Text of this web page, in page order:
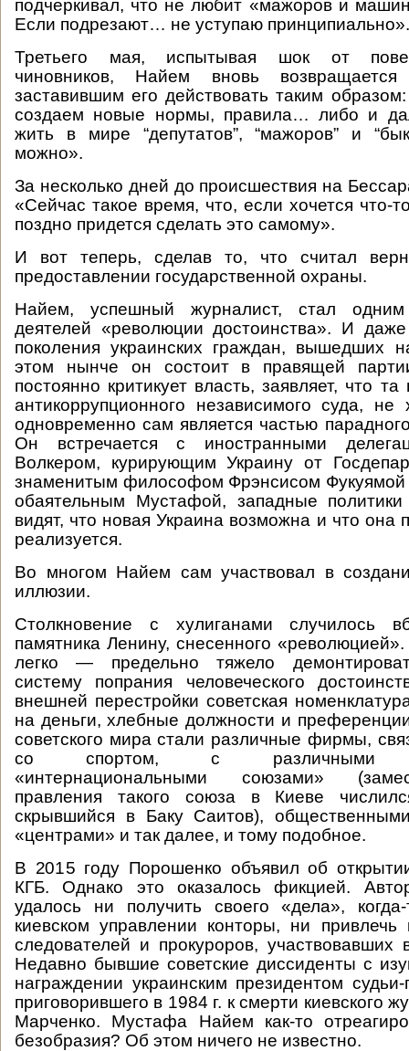
подчеркивал, что не любит «мажоров и
Если подрезают… не уступаю принципиально».
Третьего мая, испытывая шок от
чиновников, Найем вновь
заставившим его действовать таким
создаем новые нормы, правила… либо и
жить в мире “депутатов”, “мажоров” и
можно».
За несколько дней до происшествия на
«Сейчас такое время, что, если хочется что-
поздно придется сделать это самому».
И вот теперь, сделав то, что считал
предоставлении государственной охраны.
Найем, успешный журналист, стал
деятелей «революции достоинства». И
поколения украинских граждан, вышедших
этом нынче он состоит в правящей
постоянно критикует власть, заявляет, что
антикоррупционного независимого суда, не
одновременно сам является частью
Он встречается с иностранными
Волкером, курирующим Украину от
знаменитым философом Фрэнсисом
обаятельным Мустафой, западные
видят, что новая Украина возможна и что она
реализуется.
Во многом Найем сам участвовал в
иллюзии.
Столкновение с хулиганами случилось
памятника Ленину, снесенного
легко — предельно тяжело
систему попрания человеческого
внешней перестройки советская
на деньги, хлебные должности и
советского мира стали различные фирмы,
со спортом, с различными
«интернациональными союзами»
правления такого союза в Киеве
скрывшийся в Баку Саитов),
«центрами» и так далее, и тому подобное.
В 2015 году Порошенко объявил об
КГБ. Однако это оказалось фикцией.
удалось ни получить своего «дела»,
киевском управлении конторы, ни привлечь
следователей и прокуроров, участвовавших
Недавно бывшие советские диссиденты с
награждении украинским президентом
приговорившего в 1984 г. к смерти киевского
Марченко. Мустафа Найем как-то
безобразия? Об этом ничего не известно.